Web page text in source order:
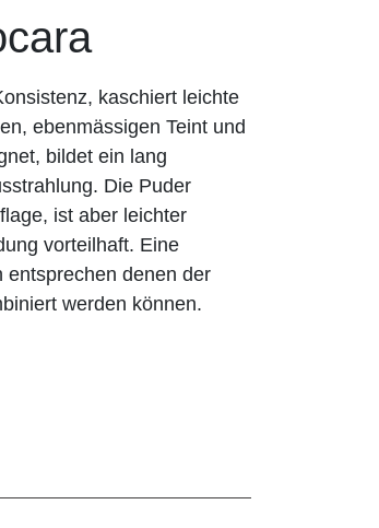
kaschiert leichte
ebenmässigen Teint und
bildet ein lang
Die Puder
ist aber leichter
vorteilhaft. Eine
entsprechen denen der
werden können.